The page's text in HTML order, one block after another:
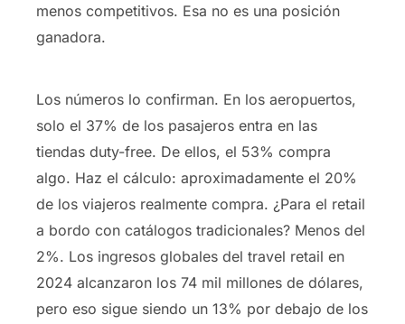
menos competitivos. Esa no es una posición
ganadora.
Los números lo confirman. En los aeropuertos,
solo el 37% de los pasajeros entra en las
tiendas duty-free. De ellos, el 53% compra
algo. Haz el cálculo: aproximadamente el 20%
de los viajeros realmente compra. ¿Para el retail
a bordo con catálogos tradicionales? Menos del
2%. Los ingresos globales del travel retail en
2024 alcanzaron los 74 mil millones de dólares,
pero eso sigue siendo un 13% por debajo de los